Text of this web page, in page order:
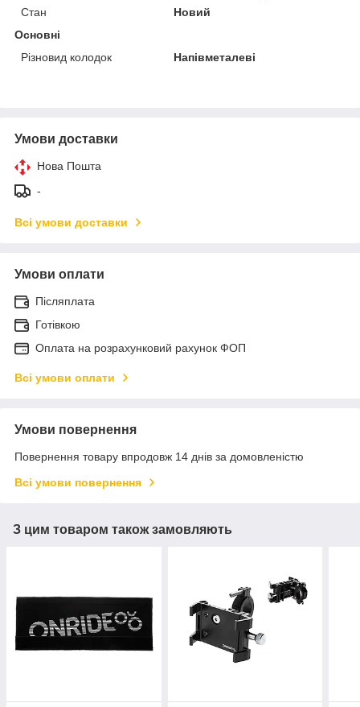
Стан
Новий
Основні
Різновид колодок
Напівметалеві
Умови доставки
Нова Пошта
-
Всі умови доставки
Умови оплати
Післяплата
Готівкою
Оплата на розрахунковий рахунок ФОП
Всі умови оплати
Умови повернення
Повернення товару впродовж 14 днів за домовленістю
Всі умови повернення
З цим товаром також замовляють